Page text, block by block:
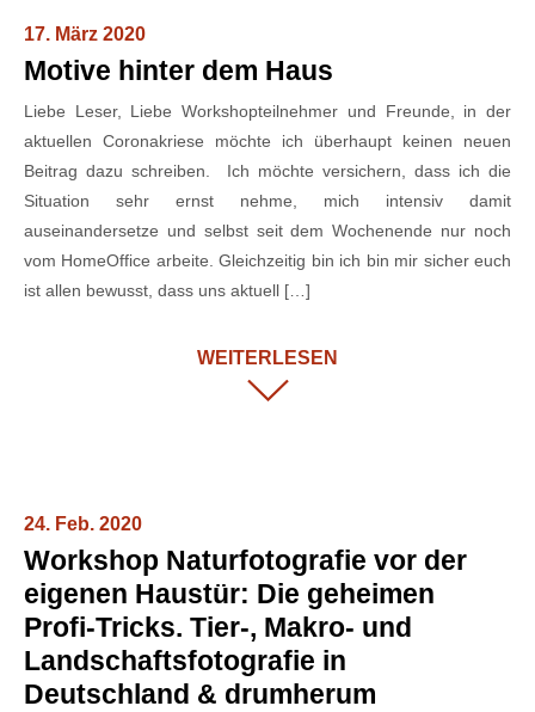
17. März 2020
Motive hinter dem Haus
Liebe Leser, Liebe Workshopteilnehmer und Freunde, in der
aktuellen Coronakriese möchte ich überhaupt keinen neuen
Beitrag dazu schreiben. Ich möchte versichern, dass ich die
Situation sehr ernst nehme, mich intensiv damit
auseinandersetze und selbst seit dem Wochenende nur noch
vom HomeOffice arbeite. Gleichzeitig bin ich bin mir sicher euch
ist allen bewusst, dass uns aktuell […]
WEITERLESEN
24. Feb. 2020
Workshop Naturfotografie vor der
eigenen Haustür: Die geheimen
Profi-Tricks. Tier-, Makro- und
Landschaftsfotografie in
Deutschland & drumherum